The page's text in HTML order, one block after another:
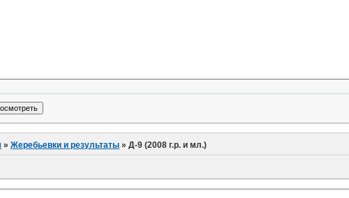
»Жеребьевки и результаты »Д-9 (2008 г.р. и мл.)